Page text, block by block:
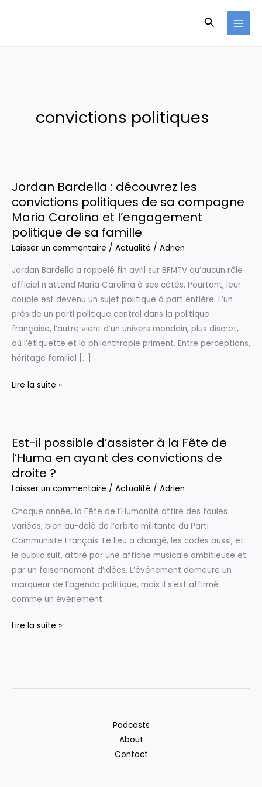
convictions politiques
Jordan Bardella : découvrez les
convictions politiques de sa compagne
Maria Carolina et l’engagement
politique de sa famille
Laisser un commentaire / Actualité / Adrien
Jordan Bardella a rappelé fin avril sur BFMTV qu’aucun rôle
officiel n’attend Maria Carolina à ses côtés. Pourtant, leur
couple est devenu un sujet politique à part entière. L’un
préside un parti politique central dans la politique
française, l’autre vient d’un univers mondain, plus discret,
où l’étiquette et la philanthropie priment. Entre perceptions,
héritage familial […]
Jordan
:
les
convictions
politiques
de
compagne
Maria
Carolina
et
l’engagement
politique
de
Lire la suite »
Est-il possible d’assister à la Fête de
l’Huma en ayant des convictions de
droite ?
Laisser un commentaire / Actualité / Adrien
Chaque année, la Fête de l’Humanité attire des foules
variées, bien au-delà de l’orbite militante du Parti
Communiste Français. Le lieu a changé, les codes aussi, et
le public suit, attiré par une affiche musicale ambitieuse et
par un foisonnement d’idées. L’événement demeure un
marqueur de l’agenda politique, mais il s’est affirmé
comme un événement
Est-
possible
Lire la suite »
Podcasts
About
Contact